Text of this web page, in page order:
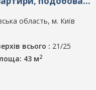
область, м. Київ
всього : 21/25
43 м2